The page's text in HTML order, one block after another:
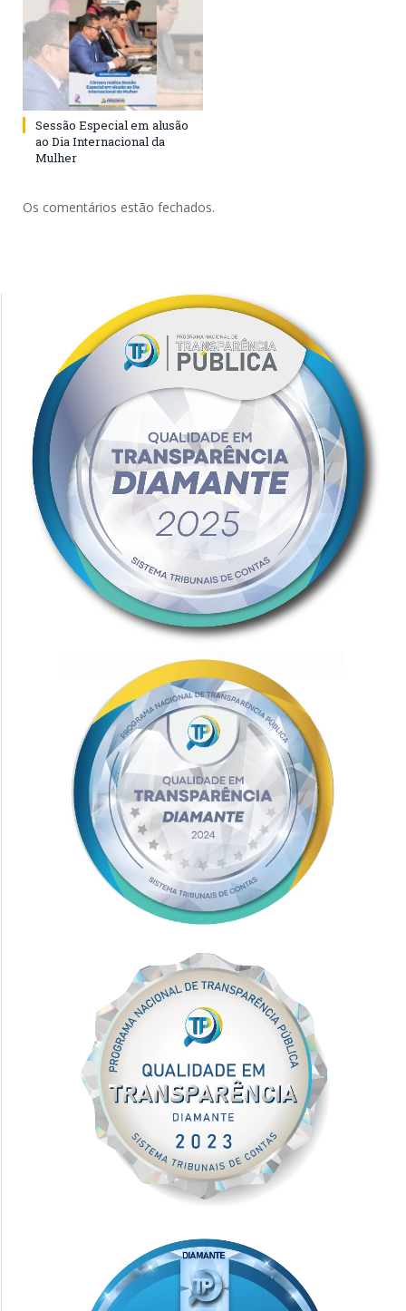
Sessão Especial em alusão
ao Dia Internacional da
Mulher
Os comentários estão fechados.